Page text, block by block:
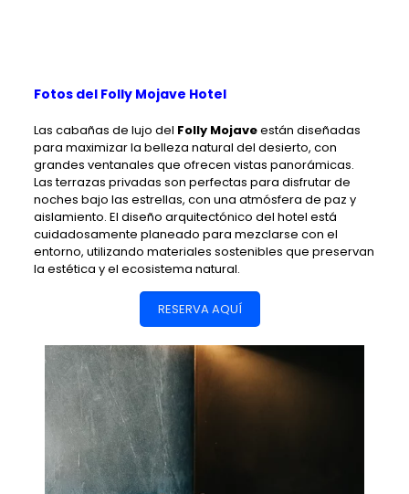
Fotos del Folly Mojave Hotel
Las cabañas de lujo del Folly Mojaveestán diseñadas
para maximizar la belleza natural del desierto, con
grandes ventanales que ofrecen vistas panorámicas.
Las terrazas privadas son perfectas para disfrutar de
noches bajo las estrellas, con una atmósfera de paz y
aislamiento. El diseño arquitectónico del hotel está
cuidadosamente planeado para mezclarse con el
entorno, utilizando materiales sostenibles que preservan
la estética y el ecosistema natural.
RESERVA AQUÍ